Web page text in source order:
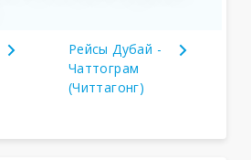
Рейсы Дубай -
Чаттограм
(Читтагонг)